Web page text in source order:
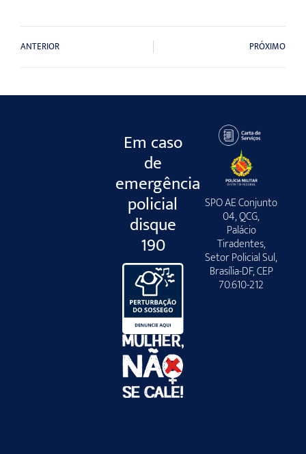
ANTERIOR PRÓXIMO
Em caso
de
emergência
policial
disque
190
SPO AE Conjunto
04, QCG,
Palácio
Tiradentes,
Setor Policial Sul,
Brasília-DF, CEP
70.610-212